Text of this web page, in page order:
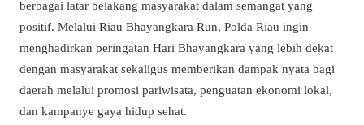
berbagai latar belakang masyarakat dalam semangat yang
positif. Melalui Riau Bhayangkara Run, Polda Riau ingin
menghadirkan peringatan Hari Bhayangkara yang lebih dekat
dengan masyarakat sekaligus memberikan dampak nyata bagi
daerah melalui promosi pariwisata, penguatan ekonomi lokal,
dan kampanye gaya hidup sehat.